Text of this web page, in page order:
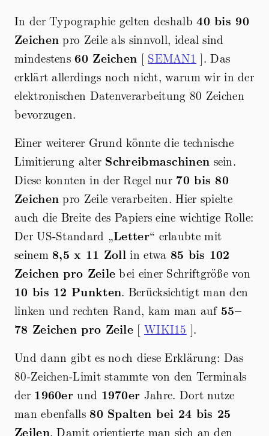
In der Typographie gelten deshalb40 bis 90
Zeichen pro Zeile als sinnvoll, ideal sind
mindestens 60 Zeichen [ SEMAN1 ]. Das
erklärt allerdings noch nicht, warum wir in der
elektronischen Datenverarbeitung 80 Zeichen
bevorzugen.
Einer weiterer Grund könnte die technische
Limitierung alter Schreibmaschinen sein.
Diese konnten in der Regel nur 70 bis 80
Zeichen pro Zeile verarbeiten. Hier spielte
auch die Breite des Papiers eine wichtige Rolle:
Der US-Standard „Letter“ erlaubte mit
seinem 8,5 x 11 Zoll in etwa 85 bis 102
Zeichen pro Zeile bei einer Schriftgröße von
10 bis 12 Punkten. Berücksichtigt man den
linken und rechten Rand, kam man auf 55–
78 Zeichen pro Zeile [ WIKI15 ].
Und dann gibt es noch diese Erklärung: Das
80-Zeichen-Limit stammte von den Terminals
der 1960er und 1970er Jahre. Dort nutze
man ebenfalls 80 Spalten bei 24 bis 25
Zeilen. Damit orientierte man sich an den